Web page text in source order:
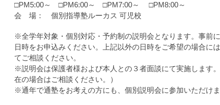
□PM5:00～ □PM6:00～ □PM7:00～ □PM8:00～
会 場： 個別指導塾ルーカス 可児校
※全学年対象・個別対応・予約制の説明会となります。事前
日時をお申込みください。上記以外の日時をご希望の場合に
てご相談ください。
※説明会は保護者様および本人との３者面談にて実施します
在の場合はご相談ください。）
※通年で通塾をお考えの方にも、個別説明会に参加いただけ